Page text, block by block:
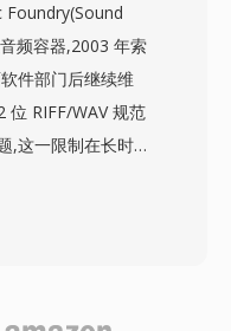
数十年后，三大优
输错误下的优雅
的编码延迟适合实
播框架中根深蒂固
Foundry(Sound
频容器,2003 年索
件部门后继续维
位 RIFF/WAV 规范
,这一限制在长时
制作中尤为突出。